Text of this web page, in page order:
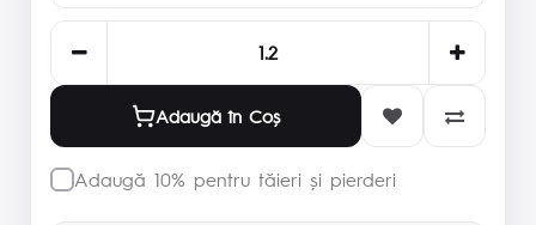
Adaugă în Coş
Adaugă 10% pentru tăieri și pierderi